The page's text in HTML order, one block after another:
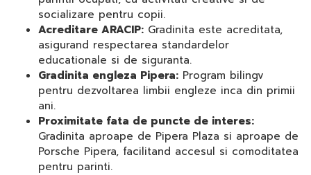
socializare pentru copii.
Acreditare ARACIP: Gradinita este acreditata,
asigurand respectarea standardelor
educationale si de siguranta.
Gradinita engleza Pipera: Program bilingv
pentru dezvoltarea limbii engleze inca din primii
ani.
Proximitate fata de puncte de interes:
Gradinita aproape de Pipera Plaza si aproape de
Porsche Pipera, facilitand accesul si comoditatea
pentru parinti.